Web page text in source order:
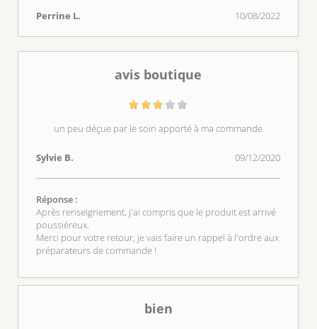
Perrine L.
10/08/2022
avis boutique
un peu déçue par le soin apporté à ma commande
Sylvie B. 09/12/2020
Réponse :
Après renseignement, j'ai compris que le produit est arrivé
poussiéreux.
Merci pour votre retour, je vais faire un rappel à l'ordre aux
préparateurs de commande !
bien